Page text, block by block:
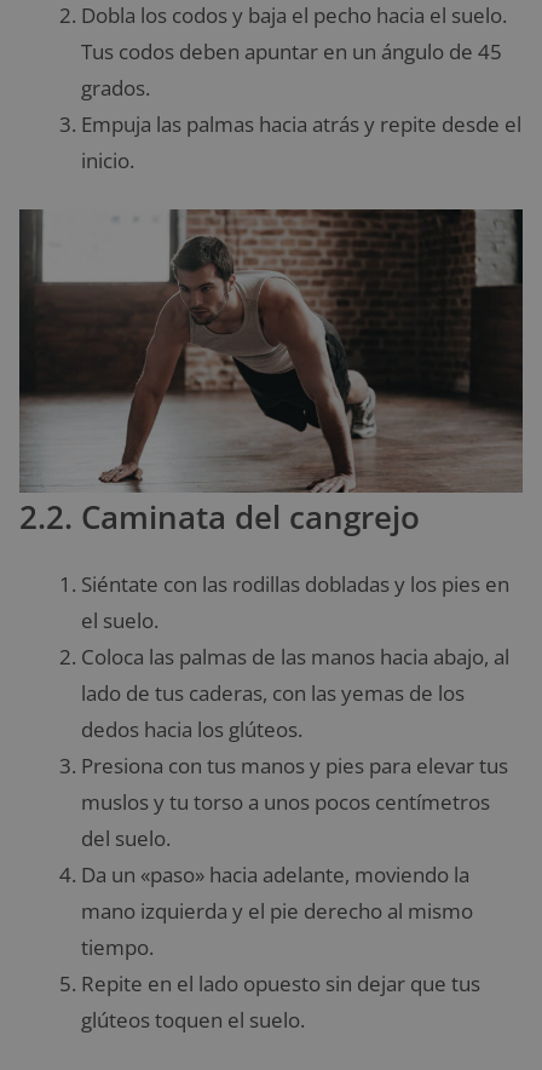
Dobla los codos y baja el pecho hacia el suelo.
Tus codos deben apuntar en un ángulo de 45
grados.
Empuja las palmas hacia atrás y repite desde el
inicio.
2.2. Caminata del cangrejo
Siéntate con las rodillas dobladas y los pies en
el suelo.
Coloca las palmas de las manos hacia abajo, al
lado de tus caderas, con las yemas de los
dedos hacia los glúteos.
Presiona con tus manos y pies para elevar tus
muslos y tu torso a unos pocos centímetros
del suelo.
Da un «paso» hacia adelante, moviendo la
mano izquierda y el pie derecho al mismo
tiempo.
Repite en el lado opuesto sin dejar que tus
glúteos toquen el suelo.